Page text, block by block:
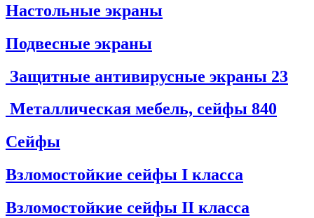
Настольные экраны
Подвесные экраны
Защитные антивирусные экраны 23
Металлическая мебель, сейфы 840
Сейфы
Взломостойкие сейфы I класса
Взломостойкие сейфы II класса